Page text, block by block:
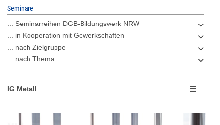
Seminare
... Seminarreihen DGB-Bildungswerk NRW
... in Kooperation mit Gewerkschaften
... nach Zielgruppe
... nach Thema
IG Metall